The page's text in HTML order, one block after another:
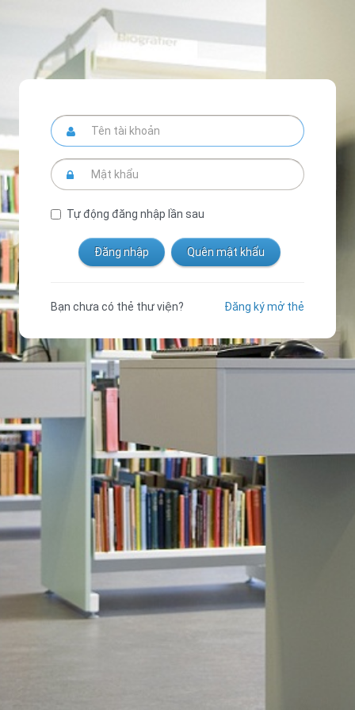
Tự động đăng nhập lần sau
Bạn chưa có thẻ thư viện? Đăng ký mở thẻ